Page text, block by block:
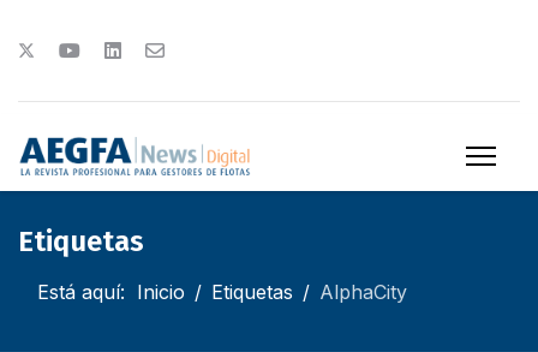
Etiquetas
Está aquí: Inicio Etiquetas AlphaCity